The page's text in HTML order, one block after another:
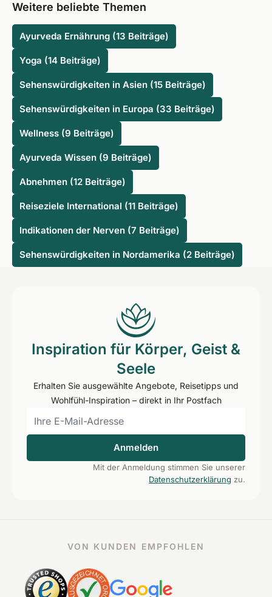
Weitere beliebte Themen
Ayurveda Ernährung (13 Beiträge)
Yoga (14 Beiträge)
Sehenswürdigkeiten in Asien (15 Beiträge)
Sehenswürdigkeiten in Europa (33 Beiträge)
Wellness (9 Beiträge)
Ayurveda Wissen (9 Beiträge)
Abnehmen (12 Beiträge)
Reiseziele International (11 Beiträge)
Indikationen der Nerven (7 Beiträge)
Sehenswürdigkeiten in Nordamerika (2 Beiträge)
Inspiration für Körper, Geist &
Seele
Erhalten Sie ausgewählte Angebote, Reisetipps und
Wohlfühl-Inspiration – direkt in Ihr Postfach
Anmelden
Mit der Anmeldung stimmen Sie unserer
Datenschutzerklärung zu.
VON KUNDEN EMPFOHLEN